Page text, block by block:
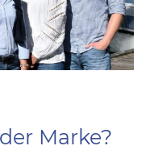
Marke?